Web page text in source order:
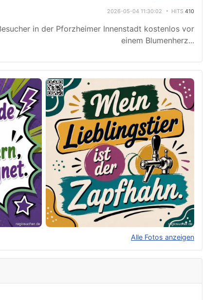
2026-05-04 11:30:02 HITS 410
in der Pforzheimer Innenstadt kostenlos vor
einem Blumenherz...
Alle Fotos anzeigen